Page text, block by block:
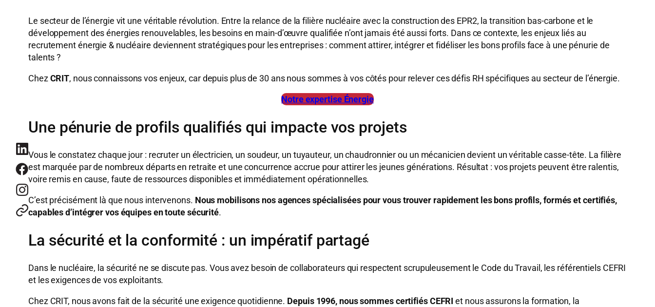
Le secteur de l’énergie vit une véritable révolution. Entre la relance de la filière nucléaire avec la construction des EPR2, la transition bas-carbone et le
développement des énergies renouvelables, les besoins en main-d’œuvre qualifiée n’ont jamais été aussi forts. Dans ce contexte, les enjeux liés au
recrutement énergie & nucléaire deviennent stratégiques pour les entreprises : comment attirer, intégrer et fidéliser les bons profils face à une pénurie de
talents ?
ChezCRIT, nous connaissons vos enjeux, car depuis plus de 30 ans nous sommes à vos côtés pour relever ces défis RH spécifiques au secteur de l’énergie.
Notre expertise Énergie
Une pénurie de profils qualifiés qui impacte vos projets
Vous le constatez chaque jour : recruter un électricien, un soudeur, un tuyauteur, un chaudronnier ou un mécanicien devient un véritable casse-tête. La filière
est marquée par de nombreux départs en retraite et une concurrence accrue pour attirer les jeunes générations. Résultat : vos projets peuvent être ralentis,
voire remis en cause, faute de ressources disponibles et immédiatement opérationnelles.
C’est précisément là que nous intervenons. Nous mobilisons nos agences spécialisées pour vous trouver rapidement les bons profils, formés et certifiés,
capables d’intégrer vos équipes en toute sécurité.
La sécurité et la conformité : un impératif partagé
Dans le nucléaire, la sécurité ne se discute pas. Vous avez besoin de collaborateurs qui respectent scrupuleusement le Code du Travail, les référentiels CEFRI
et les exigences de vos exploitants.
Chez CRIT, nous avons fait de la sécurité une exigence quotidienne. Depuis 1996, nous sommes certifiés CEFRI et nous assurons la formation, la